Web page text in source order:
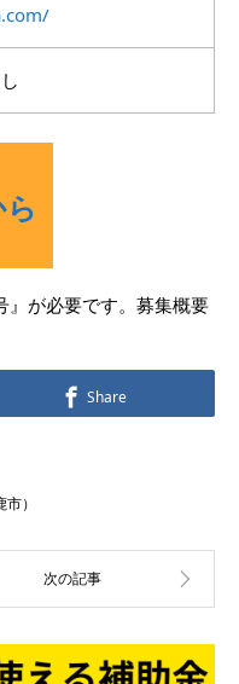
が必要です。募集概要
Share
）